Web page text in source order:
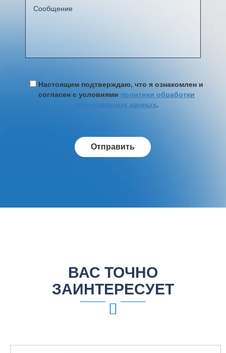
Настоящим подтверждаю, что я ознакомлен и
согласен с условиями политики обработки
персональных данных.
ВАС ТОЧНО
ЗАИНТЕРЕСУЕТ